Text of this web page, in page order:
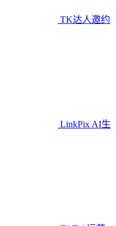
TK达人邀约
LinkPix AI生